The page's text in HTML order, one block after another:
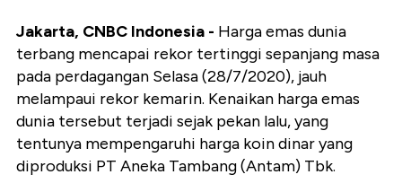
Jakarta, CNBC Indonesia - Harga emas dunia
terbang mencapai rekor tertinggi sepanjang masa
pada perdagangan Selasa (28/7/2020), jauh
melampaui rekor kemarin. Kenaikan harga emas
dunia tersebut terjadi sejak pekan lalu, yang
tentunya mempengaruhi harga koin dinar yang
diproduksi PT Aneka Tambang (Antam) Tbk.